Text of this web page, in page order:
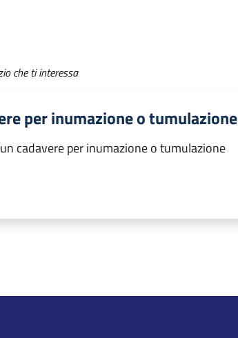
che ti interessa
per inumazione o tumulazione
cadavere per inumazione o tumulazione